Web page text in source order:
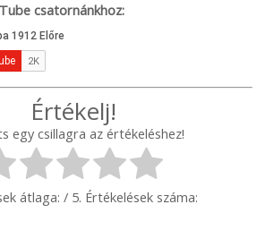
csatornánkhoz:
Értékelj!
egy csillagra az értékeléshez!
átlaga:/ 5. Értékelések száma: